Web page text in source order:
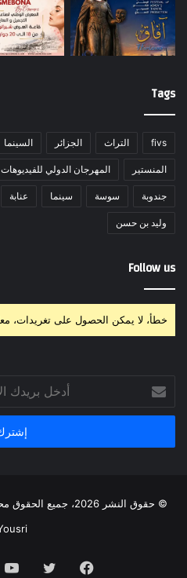
Tags
fivs التراث الجزائر السينما
المنستير المهرجان الدولي للفيديوهات
جندوبة سوسة سينما عنابة
وليد بن حسن
Follow us
خطأ، لا يمكن الحصول على تغريدات،
بريدك
الإلكتروني
© حقوق النشر 2026، جميع الحقوق محفوظة |
فيسبوك تويتر